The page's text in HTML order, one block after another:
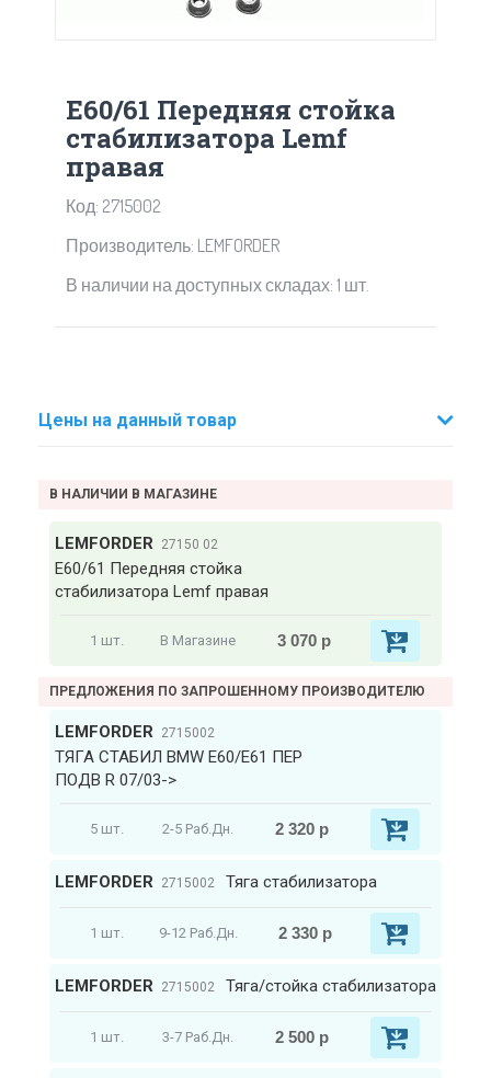
E60/61 Передняя стойка
стабилизатора Lemf
правая
Код: 2715002
Производитель: LEMFORDER
В наличии на доступных складах: 1 шт.
Цены на данный товар
В НАЛИЧИИ В МАГАЗИНЕ
LEMFORDER 27150 02
E60/61 Передняя стойка
стабилизатора Lemf правая
1 шт. В Магазине 3 070 р
ПРЕДЛОЖЕНИЯ ПО ЗАПРОШЕННОМУ ПРОИЗВОДИТЕЛЮ
LEMFORDER 2715002
ТЯГА СТАБИЛ BMW E60/E61 ПЕР
ПОДВ R 07/03->
5 шт. 2-5 Раб.Дн. 2 320 р
LEMFORDER 2715002 Тяга стабилизатора
1 шт. 9-12 Раб.Дн. 2 330 р
LEMFORDER 2715002 Тяга/стойка стабилизатора
1 шт. 3-7 Раб.Дн. 2 500 р